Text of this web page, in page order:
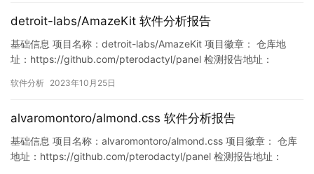
detroit-labs/AmazeKit 软件分析报告
基础信息 项目名称：detroit-labs/AmazeKit 项目徽章： 仓库地
址：https://github.com/pterodactyl/panel 检测报告地址：
09344/1717125800364998656 此报告由Murphyse…
软件分析 2023年10月25日
alvaromontoro/almond.css 软件分析报告
基础信息 项目名称：alvaromontoro/almond.css 项目徽章： 仓库
地址：https://github.com/pterodactyl/panel 检测报告地址：